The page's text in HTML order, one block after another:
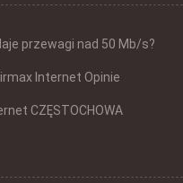
przewagi nad 50 Mb/s?
Internet Opinie
CZĘSTOCHOWA